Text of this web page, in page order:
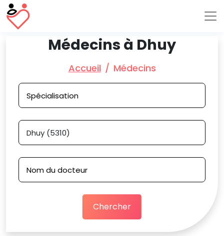
Médecins à Dhuy
Accueil Médecins
Chercher